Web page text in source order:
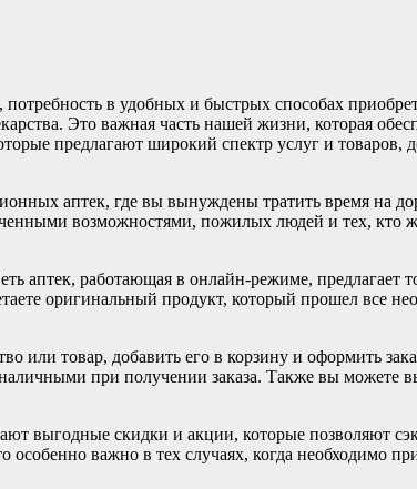
в удобных и быстрых способах
Это важная часть нашей жизни, которая
предлагают широкий спектр услуг и товаров,
аптек, где вы вынуждены тратить время на
возможностями, пожилых людей и тех, кто
аптек, работающая в онлайн-режиме, предлагает
оригинальный продукт, который прошел все
или товар, добавить его в корзину и оформить
при получении заказа. Также вы можете
выгодные скидки и акции, которые позволяют
важно в тех случаях, когда необходимо